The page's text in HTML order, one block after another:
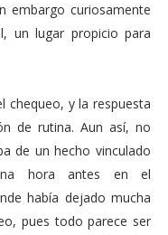
embargo curiosamente
un lugar propicio para
chequeo, y la respuesta
de rutina. Aun así, no
de un hecho vinculado
hora antes en el
había dejado mucha
pues todo parece ser